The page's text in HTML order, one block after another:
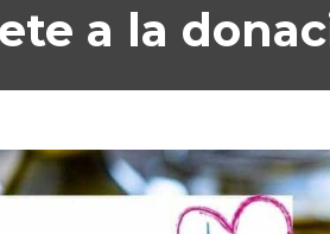
a la